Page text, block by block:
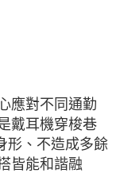
應對不同通勤
戴耳機穿梭巷
形、不造成多餘
皆能和諧融